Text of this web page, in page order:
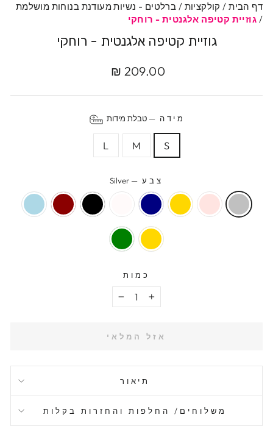
דף הבית / קולקציות / ברלטים - נשיות מעודנת בנוחות מושלמת
/ גוזיית קטיפה אלגנטית - רוחקי
גוזיית קטיפה אלגנטית - רוחקי
מחיר
209.00 ₪
מידה—טבלת מידות
S
M
L
צבע —
Silver
כמות
− +
אזל המלאי
תיאור
משלוחים/ החלפות והחזרות בקלות